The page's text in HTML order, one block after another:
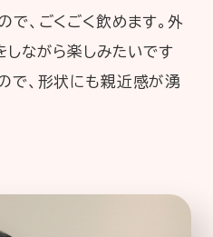
、ごくごく飲めます。外
しながら楽しみたいです
で、形状にも親近感が湧